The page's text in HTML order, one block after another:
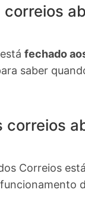
fechado
saber
correios
Correios está